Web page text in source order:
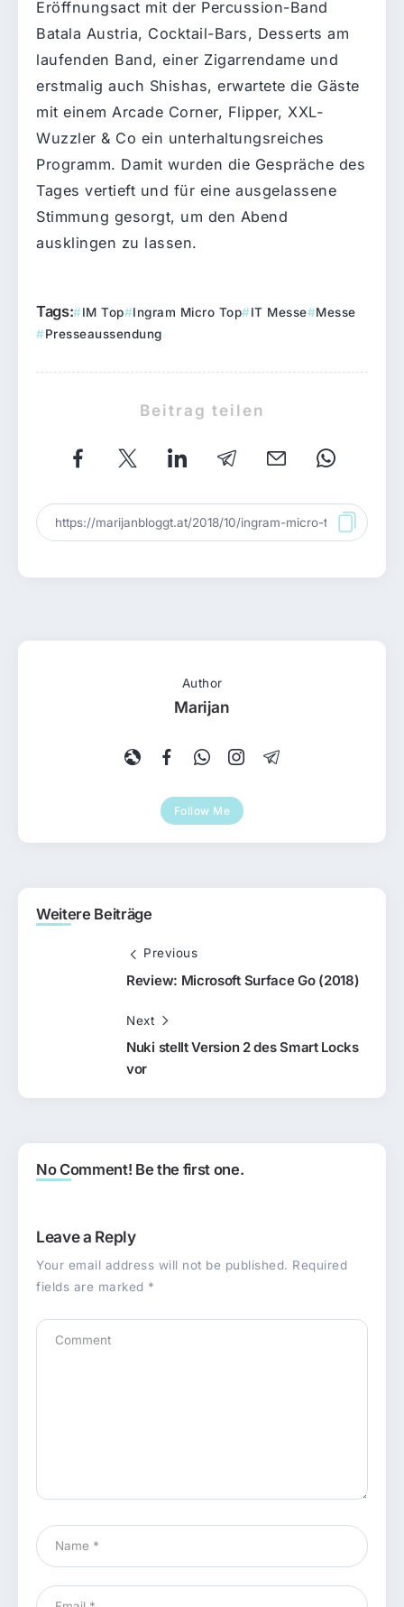
Eröffnungsact mit der Percussion-Band
Batala Austria, Cocktail-Bars, Desserts am
laufenden Band, einer Zigarrendame und
erstmalig auch Shishas, erwartete die Gäste
mit einem Arcade Corner, Flipper, XXL-
Wuzzler & Co ein unterhaltungsreiches
Programm. Damit wurden die Gespräche des
Tages vertieft und für eine ausgelassene
Stimmung gesorgt, um den Abend
ausklingen zu lassen.
Tags: IM Top Ingram Micro Top IT Messe
Messe
Presseaussendung
Beitrag teilen
Author
Marijan
Follow Me
Weitere Beiträge
Previous
Review: Microsoft Surface Go (2018)
Next
Nuki stellt Version 2 des Smart Locks
vor
No Comment! Be the first one.
Leave a Reply
Your email address will not be published. Required
fields are marked *